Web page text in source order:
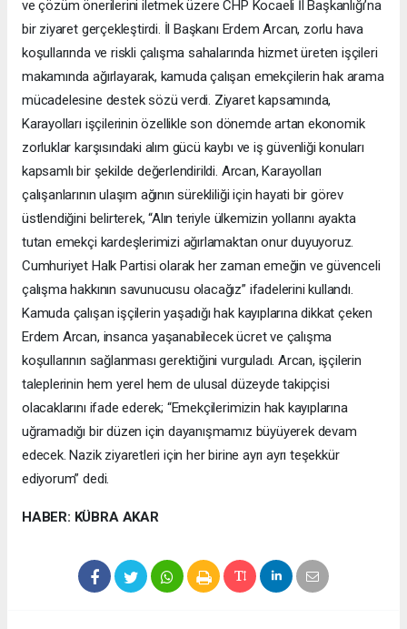
ve çözüm önerilerini iletmek üzere CHP Kocaeli İl Başkanlığı’na
bir ziyaret gerçekleştirdi. İl Başkanı Erdem Arcan, zorlu hava
koşullarında ve riskli çalışma sahalarında hizmet üreten işçileri
makamında ağırlayarak, kamuda çalışan emekçilerin hak arama
mücadelesine destek sözü verdi. Ziyaret kapsamında,
Karayolları işçilerinin özellikle son dönemde artan ekonomik
zorluklar karşısındaki alım gücü kaybı ve iş güvenliği konuları
kapsamlı bir şekilde değerlendirildi. Arcan, Karayolları
çalışanlarının ulaşım ağının sürekliliği için hayati bir görev
üstlendiğini belirterek, “Alın teriyle ülkemizin yollarını ayakta
tutan emekçi kardeşlerimizi ağırlamaktan onur duyuyoruz.
Cumhuriyet Halk Partisi olarak her zaman emeğin ve güvenceli
çalışma hakkının savunucusu olacağız” ifadelerini kullandı.
Kamuda çalışan işçilerin yaşadığı hak kayıplarına dikkat çeken
Erdem Arcan, insanca yaşanabilecek ücret ve çalışma
koşullarının sağlanması gerektiğini vurguladı. Arcan, işçilerin
taleplerinin hem yerel hem de ulusal düzeyde takipçisi
olacaklarını ifade ederek; “Emekçilerimizin hak kayıplarına
uğramadığı bir düzen için dayanışmamız büyüyerek devam
edecek. Nazik ziyaretleri için her birine ayrı ayrı teşekkür
ediyorum” dedi.
HABER: KÜBRA AKAR